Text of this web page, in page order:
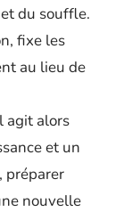
du souffle.
fixe les
au lieu de
agit alors
et un
préparer
nouvelle